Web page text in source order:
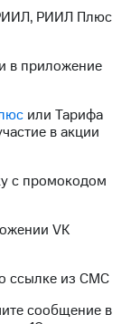
РИИЛ Плюс
в приложение
или Тарифа
в акции
с промокодом
VK
ссылке из СМС
сообщение в